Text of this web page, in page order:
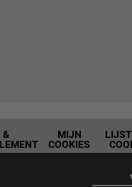
&
MIJN
COOKIES